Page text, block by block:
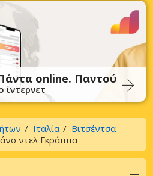
online. Παντού
ίντερνετ
Ιταλία
Βιτσέντσα
ντελ Γκράππα